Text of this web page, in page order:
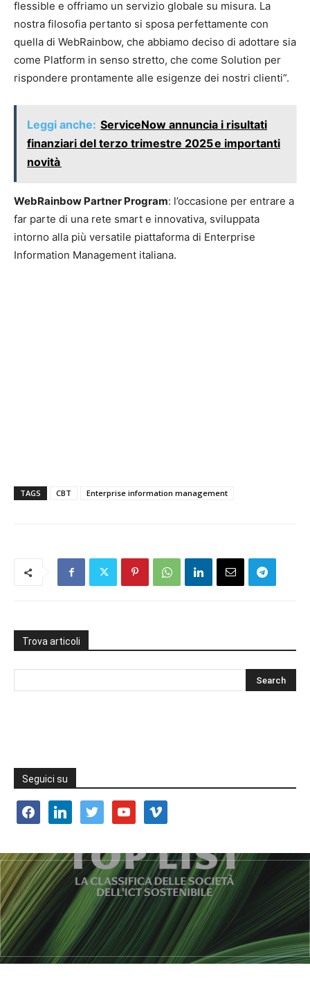
flessible e offriamo un servizio globale su misura. La
nostra filosofia pertanto si sposa perfettamente con
quella di WebRainbow, che abbiamo deciso di adottare sia
come Platform in senso stretto, che come Solution per
rispondere prontamente alle esigenze dei nostri clienti”.
Leggi anche: ServiceNow annuncia i risultati
finanziari del terzo trimestre 2025 e importanti
novità
WebRainbow Partner Program: l’occasione per entrare a
far parte di una rete smart e innovativa, sviluppata
intorno alla più versatile piattaforma di Enterprise
Information Management italiana.
TAGS CBT Enterprise information management
Trova articoli
Seguici su
facebooklinkedin twitter youtube vimeo